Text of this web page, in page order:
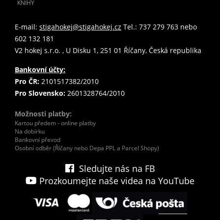
KNIHY
E-mail: stigahokej@stigahokej.cz Tel.: 737 279 763 nebo
602 132 181
V2 hokej s.r.o. , U Disku 1, 251 01 Říčany, Česká republika
Bankovní účty:
Pro ČR: 2101517382/2010
Pro Slovensko: 2601328764/2010
Možnosti platby:
Kartou předem - online platby
Na dobírku
Bankovní převod
Osobní odběr (Říčany nebo Depa PPL a Parcel Shopy)
Sledujte nás na FB
Prozkoumejte naše videa na YouTube